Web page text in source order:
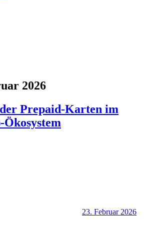
2026
Prepaid-Karten im
23. Februar 2026